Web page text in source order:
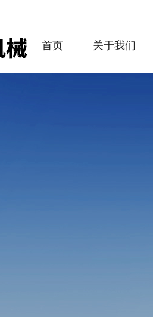
首页 关于我们